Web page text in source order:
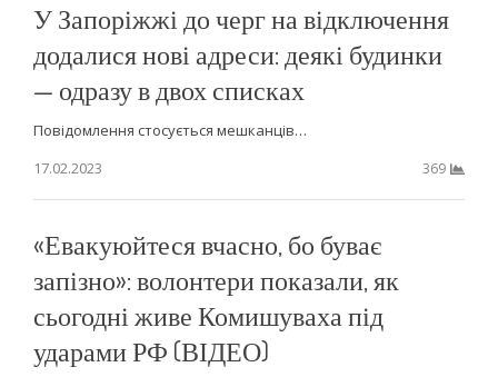
У Запоріжжі до черг на відключення
додалися нові адреси: деякі будинки
— одразу в двох списках
Повідомлення стосується мешканців…
17.02.2023
369
«Евакуюйтеся вчасно, бо буває
запізно»: волонтери показали, як
сьогодні живе Комишуваха під
ударами РФ (ВІДЕО)